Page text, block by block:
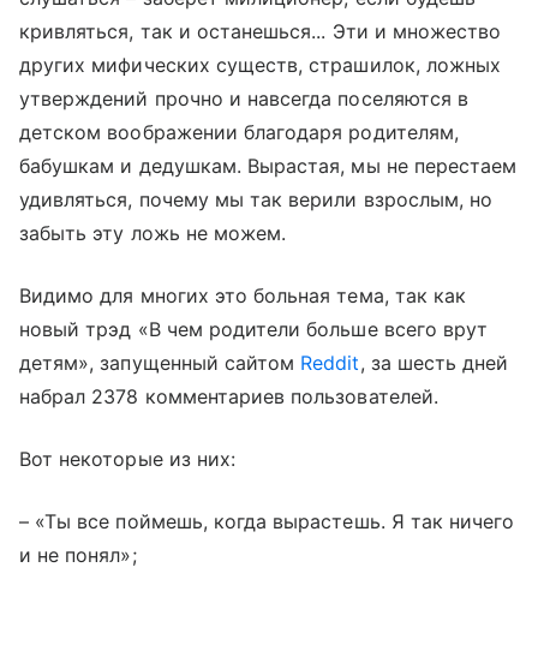
кривляться, так и останешься... Эти и множество
других мифических существ, страшилок, ложных
утверждений прочно и навсегда поселяются в
детском воображении благодаря родителям,
бабушкам и дедушкам. Вырастая, мы не перестаем
удивляться, почему мы так верили взрослым, но
забыть эту ложь не можем.
Видимо для многих это больная тема, так как
новый трэд «В чем родители больше всего врут
детям», запущенный сайтом Reddit, за шесть дней
набрал 2378 комментариев пользователей.
Вот некоторые из них:
– «Ты все поймешь, когда вырастешь. Я так ничего
и не понял»;